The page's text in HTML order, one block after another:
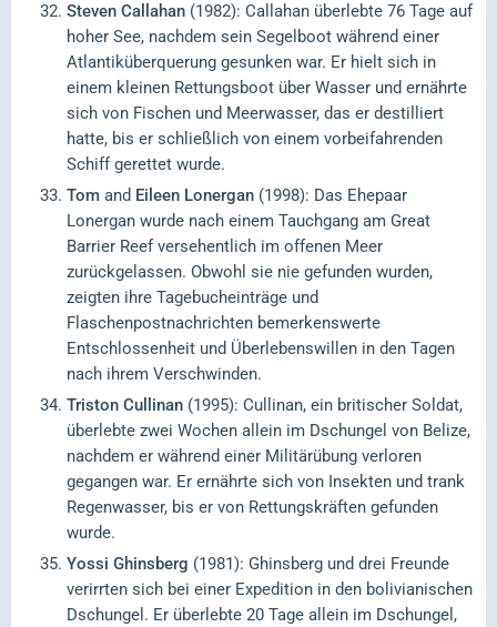
Steven Callahan (1982): Callahan überlebte 76 Tage auf
hoher See, nachdem sein Segelboot während einer
Atlantiküberquerung gesunken war. Er hielt sich in
einem kleinen Rettungsboot über Wasser und ernährte
sich von Fischen und Meerwasser, das er destilliert
hatte, bis er schließlich von einem vorbeifahrenden
Schiff gerettet wurde.
Tom and Eileen Lonergan (1998): Das Ehepaar
Lonergan wurde nach einem Tauchgang am Great
Barrier Reef versehentlich im offenen Meer
zurückgelassen. Obwohl sie nie gefunden wurden,
zeigten ihre Tagebucheinträge und
Flaschenpostnachrichten bemerkenswerte
Entschlossenheit und Überlebenswillen in den Tagen
nach ihrem Verschwinden.
Triston Cullinan (1995): Cullinan, ein britischer Soldat,
überlebte zwei Wochen allein im Dschungel von Belize,
nachdem er während einer Militärübung verloren
gegangen war. Er ernährte sich von Insekten und trank
Regenwasser, bis er von Rettungskräften gefunden
wurde.
Yossi Ghinsberg (1981): Ghinsberg und drei Freunde
verirrten sich bei einer Expedition in den bolivianischen
Dschungel. Er überlebte 20 Tage allein im Dschungel,